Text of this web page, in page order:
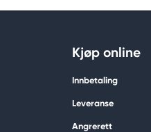
Kjøp online
Innbetaling
Leveranse
Angrerett